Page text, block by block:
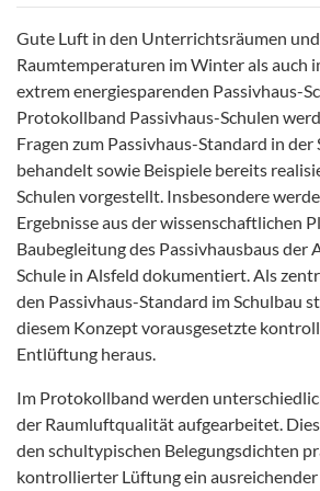
Gute Luft in den Unterrichtsräumen
Raumtemperaturen im Winter als auch
extrem energiesparenden Passivhaus-
Protokollband Passivhaus-Schulen
Fragen zum Passivhaus-Standard in
behandelt sowie Beispiele bereits
Schulen vorgestellt. Insbesondere
Ergebnisse aus der wissenschaftlichen
Baubegleitung des Passivhausbaus der
Schule in Alsfeld dokumentiert. Als
den Passivhaus-Standard im Schulbau
diesem Konzept vorausgesetzte
Entlüftung heraus.
Im Protokollband werden
der Raumluftqualität aufgearbeitet.
den schultypischen Belegungsdichten
kontrollierter Lüftung ein